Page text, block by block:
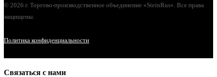
© 2026 г. Торгово-производственное объединение «SteinRus». Все права
защищены.
Политика конфиденциальности
Связаться с нами